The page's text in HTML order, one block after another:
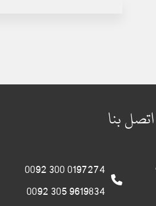
اتصل بنا
0197274 300 0092
9619834 305 0092